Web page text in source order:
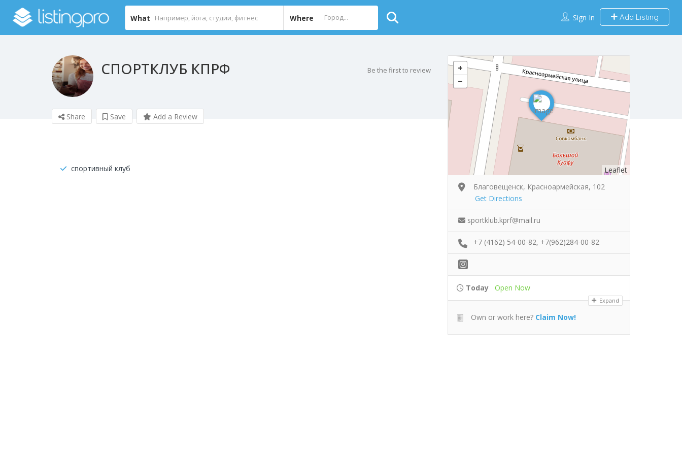
What Where Sign In Add Listing
СПОРТКЛУБ КПРФ Be the first to review
Share Save Add a Review
спортивный клуб
Leaflet
Благовещенск, Красноармейская, 102
Get Directions
sportklub.kprf@mail.ru
+7 (4162) 54-00-82, +7(962)284-00-82
Today Open Now
Expand
Own or work here? Claim Now!